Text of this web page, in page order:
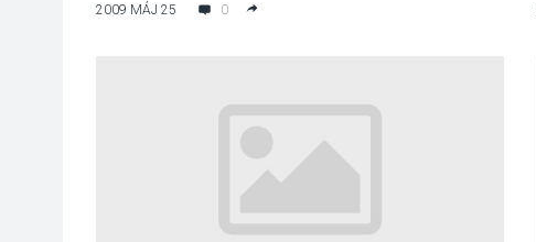
2009 MÁJ 25 0